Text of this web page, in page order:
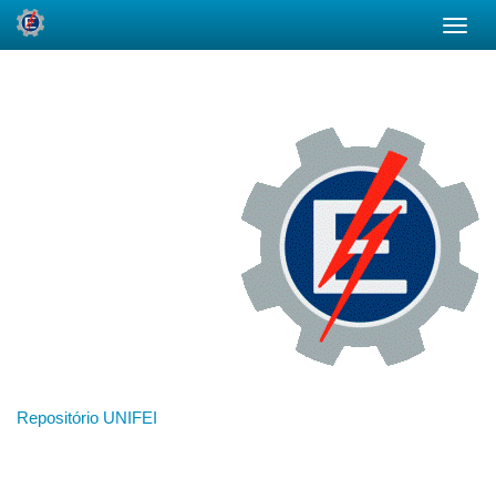
Repositório UNIFEI